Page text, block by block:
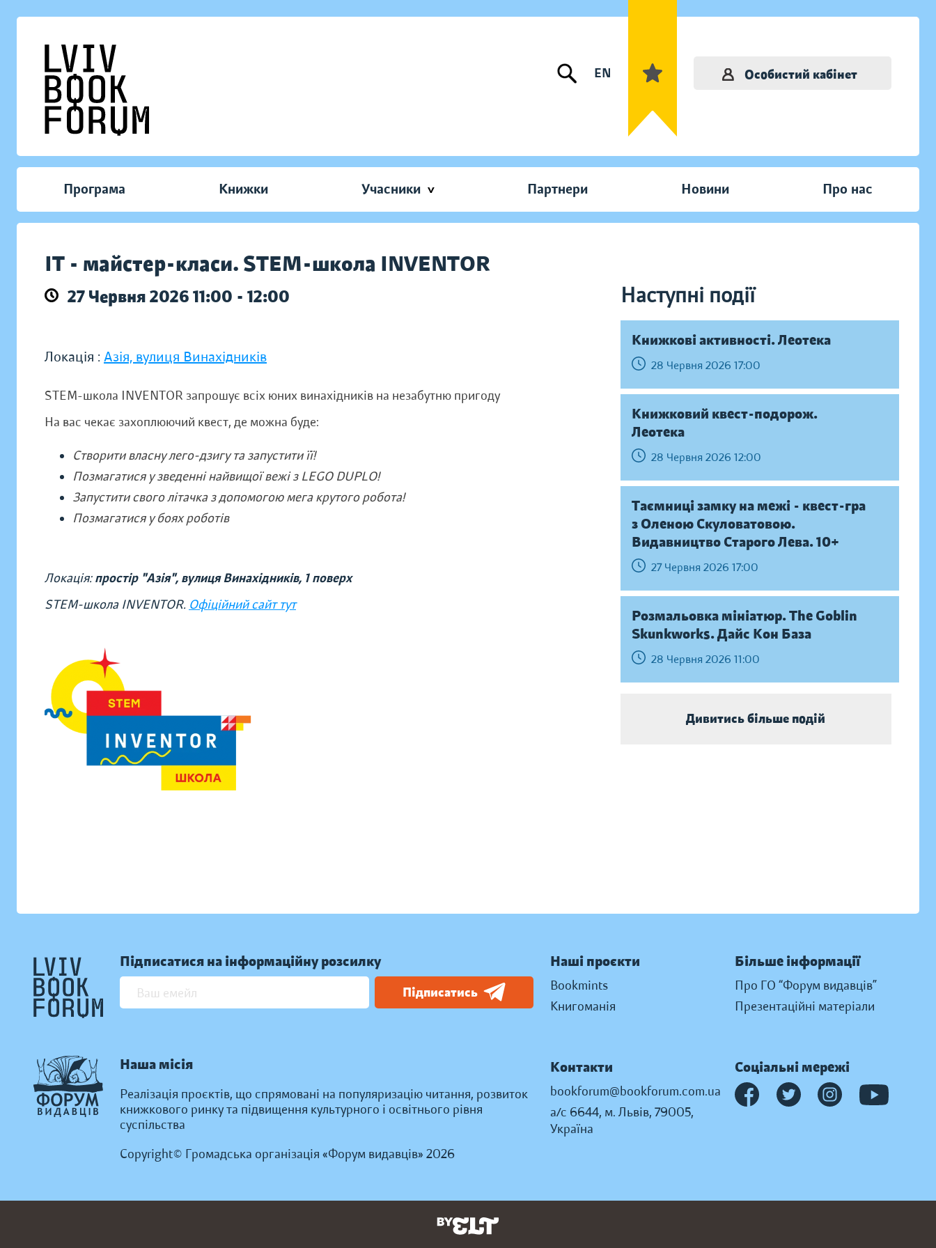
EN Особистий кабінет
Програма Книжки Учасники Партнери Новини Про нас
IT - майстер-класи. STEM-школа INVENTOR
27 Червня 2026 11:00 - 12:00 Наступні події
Локація : Азія, вулиця Винахідників
STEM-школа INVENTOR запрошує всіх юних винахідників на незабутню пригоду
На вас чекає захоплюючий квест, де можна буде:
Створити власну лего-дзигу та запустити її!
Позмагатися у зведенні найвищої вежі з LEGO DUPLO!
Запустити свого літачка з допомогою мега крутого робота!
Позмагатися у боях роботів
Локація:простір "Азія", вулиця Винахідників, 1 поверх
STEM-школа INVENTOR. Офіційний сайт тут
Книжкові активності. Леотека
28 Червня 2026 17:00
Книжковий квест-подорож.
Леотека
28 Червня 2026 12:00
Таємниці замку на межі - квест-гра
з Оленою Скуловатовою.
Видавництво Старого Лева. 10+
27 Червня 2026 17:00
Розмальовка мініатюр. The Goblin
Skunkworks. Дайс Кон База
28 Червня 2026 11:00
Дивитись більше подій
Підписатися на інформаційну розсилку
Підписатись
Наша місія
Реалізація проєктів, що спрямовані на популяризацію читання, розвиток
книжкового ринку та підвищення культурного і освітнього рівня
суспільства
Copyright© Громадська організація «Форум видавців» 2026
Наші проєкти
Bookmints
Книгоманія
Більше інформації
Про ГО “Форум видавців”
Презентаційні матеріали
Контакти
bookforum@bookforum.com.ua
а/с 6644, м. Львів, 79005,
Україна
Соціальні мережі